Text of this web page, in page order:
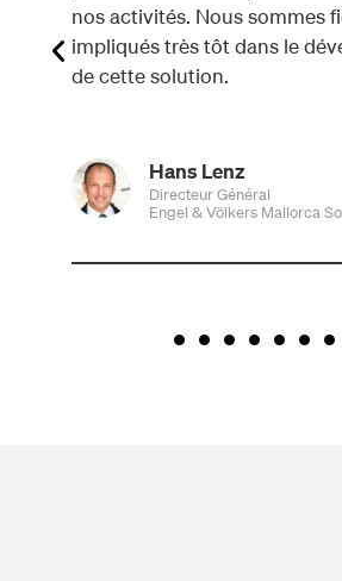
nos activités. Nous sommes
impliqués très tôt dans le
de cette solution.
Hans Lenz
Directeur Général
Engel & Völkers Mallorca